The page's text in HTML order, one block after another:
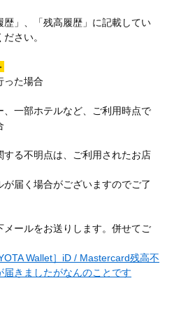
」、「残高履歴」に記載してい
さい。
った場合
、一部ホテルなど、ご利用時点で
る不明点は、ご利用されたお店
届く場合がございますのでご了
ールをお送りします。併せてご
Wallet］iD / Mastercard残高不
きましたがなんのことです